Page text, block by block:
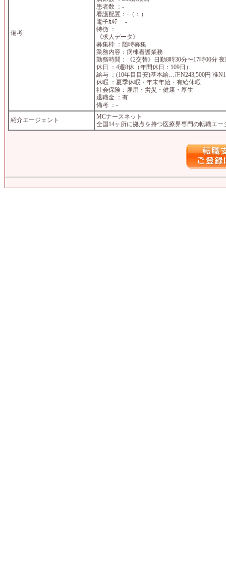
備考
患者数 ：-
看護配置：-（：）
電子ｶﾙﾃ ：-
特徴 ：-
《求人データ》
募集枠 ：随時募集
業務内容：病棟看護業務
勤務時間：《2交替》日勤8時30分〜17時00分
休日 ：4週8休（年間休日：109日）
給与 ：(10年目目安)基本給…正N243,500円 准
休暇 ：夏季休暇・年末年始・有給休暇
社会保険：雇用・労災・健康・厚生
退職金 ：有
備考 ：-
紹介エージェント
MCナースネット
全国14ヶ所に拠点を持つ医療界専門の転職エー